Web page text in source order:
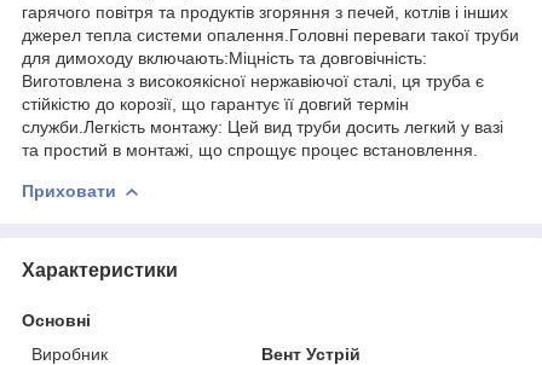
гарячого повітря та продуктів згоряння з печей, котлів і інших
джерел тепла системи опалення.Головні переваги такої труби
для димоходу включають:Міцність та довговічність:
Виготовлена з високоякісної нержавіючої сталі, ця труба є
стійкістю до корозії, що гарантує її довгий термін
служби.Легкість монтажу: Цей вид труби досить легкий у вазі
та простий в монтажі, що спрощує процес встановлення.
Приховати
Характеристики
Основні
Виробник
Вент Устрій